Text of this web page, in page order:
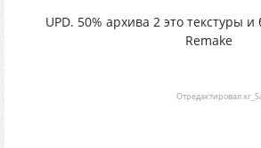
UPD. 50% архива 2 это текстуры и
Remake
Отредактировал